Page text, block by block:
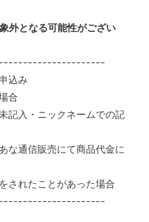
外となる可能性がござい
込み
合
記入・ニックネームでの記
な通信販売にて商品代金に
されたことがあった場合